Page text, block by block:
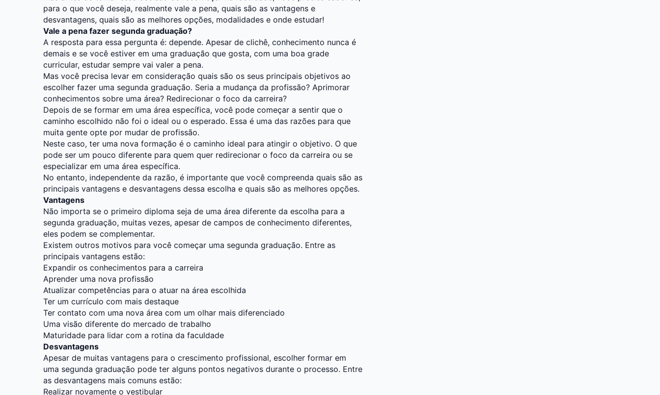
para o que você deseja, realmente vale a pena, quais são as vantagens e
desvantagens, quais são as melhores opções, modalidades e onde estudar!
Vale a pena fazer segunda graduação?
A resposta para essa pergunta é: depende. Apesar de clichê, conhecimento nunca é
demais e se você estiver em uma graduação que gosta, com uma boa grade
curricular, estudar sempre vai valer a pena.
Mas você precisa levar em consideração quais são os seus principais objetivos ao
escolher fazer uma segunda graduação. Seria a mudança da profissão? Aprimorar
conhecimentos sobre uma área? Redirecionar o foco da carreira?
Depois de se formar em uma área específica, você pode começar a sentir que o
caminho escolhido não foi o ideal ou o esperado. Essa é uma das razões para que
muita gente opte por mudar de profissão.
Neste caso, ter uma nova formação é o caminho ideal para atingir o objetivo. O que
pode ser um pouco diferente para quem quer redirecionar o foco da carreira ou se
especializar em uma área específica.
No entanto, independente da razão, é importante que você compreenda quais são as
principais vantagens e desvantagens dessa escolha e quais são as melhores opções.
Vantagens
Não importa se o primeiro diploma seja de uma área diferente da escolha para a
segunda graduação, muitas vezes, apesar de campos de conhecimento diferentes,
eles podem se complementar.
Existem outros motivos para você começar uma segunda graduação. Entre as
principais vantagens estão:
Expandir os conhecimentos para a carreira
Aprender uma nova profissão
Atualizar competências para o atuar na área escolhida
Ter um currículo com mais destaque
Ter contato com uma nova área com um olhar mais diferenciado
Uma visão diferente do mercado de trabalho
Maturidade para lidar com a rotina da faculdade
Desvantagens
Apesar de muitas vantagens para o crescimento profissional, escolher formar em
uma segunda graduação pode ter alguns pontos negativos durante o processo. Entre
as desvantagens mais comuns estão:
Realizar novamente o vestibular